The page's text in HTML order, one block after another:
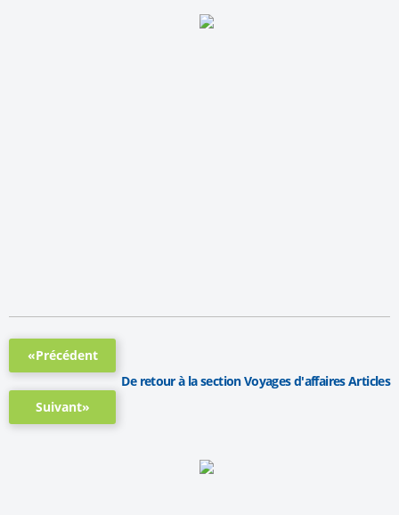
«Précédent
Suivant»
De retour à la section Voyages d'affaires Articles